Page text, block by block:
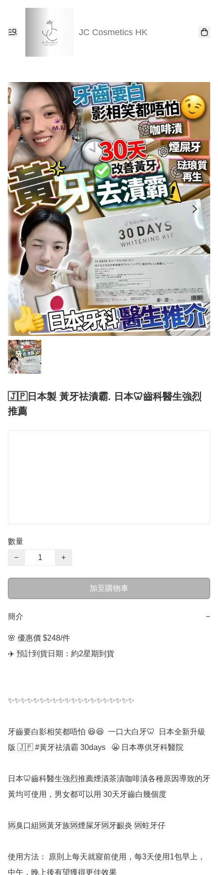
JC Cosmetics HK
🇯🇵日本製 黃牙祛漬霸. 日本🦷齒科醫生強烈
推薦
數量
−
+
加至購物車
簡介 −
🌸 優惠價 $248/件
✈️ 預計到貨日期：約2星期到貨
✨✨✨✨✨✨✨✨✨✨✨✨✨✨✨✨✨✨✨✨
牙齒要白影相笑都唔怕 😆😆  一口大白牙🦷  日本全新升級
版 🇯🇵 #黃牙祛漬霸 30days   😬 日本專供牙科醫院
日本🦷齒科醫生強烈推薦煙漬茶漬咖啡漬各種原因導致的牙
黃均可使用，男女都可以用 30天牙齒白幾個度
🆘臭口組🆘黃牙族🆘煙屎牙🆘牙齦炎 🆘蛀牙仔
使用方法： 原則上每天就寢前使用，每3天使用1包早上，
中午，晚上後有望獲得更佳效果